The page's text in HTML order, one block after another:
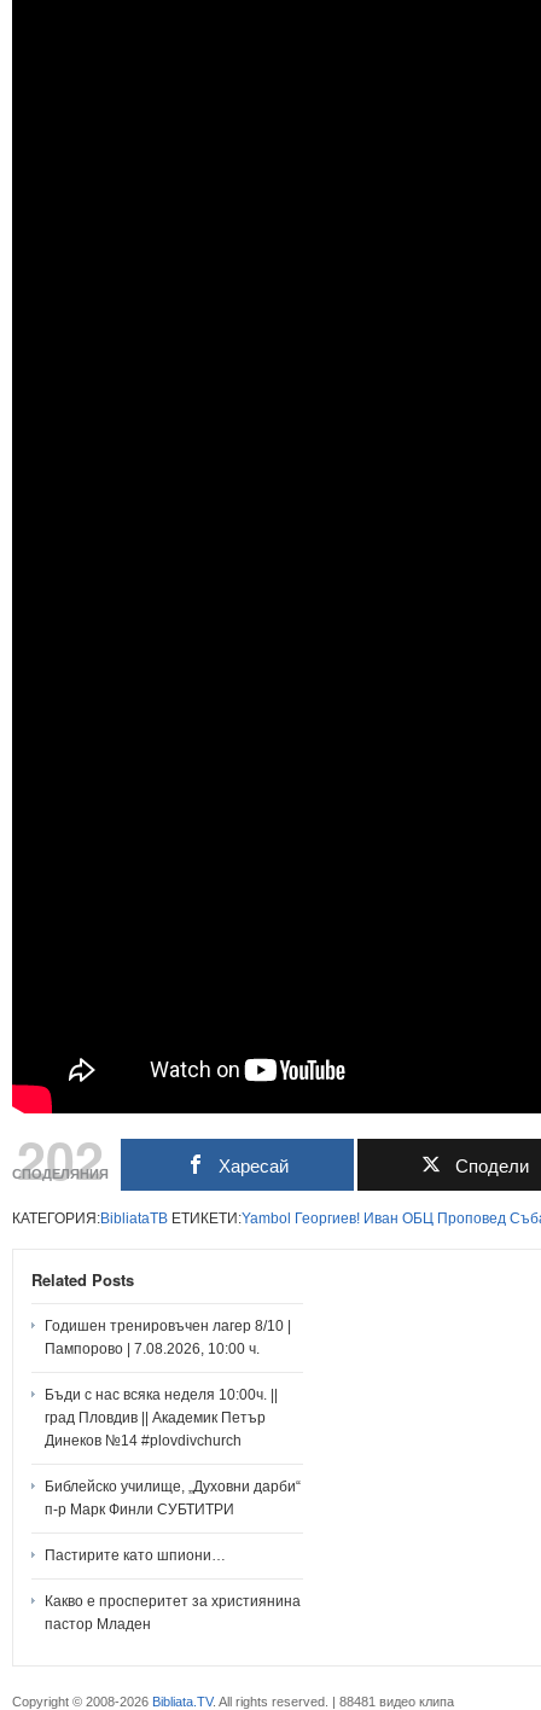
202
СПОДЕЛЯНИЯ Харесай Сподели
КАТЕГОРИЯ:BibliataTB ЕТИКЕТИ:Yambol Георгиев! Иван ОБЦ Проповед
Related Posts
Годишен тренировъчен лагер 8/10 |
Пампорово | 7.08.2026, 10:00 ч.
Бъди с нас всяка неделя 10:00ч. ||
град Пловдив || Академик Петър
Динеков №14 #plovdivchurch
Библейско училище, „Духовни дарби“
п-р Марк Финли СУБТИТРИ
Пастирите като шпиони…
Какво е просперитет за християнина
пастор Младен
Copyright © 2008-2026 Bibliata.TV. All rights reserved. | 88481 видео клипа